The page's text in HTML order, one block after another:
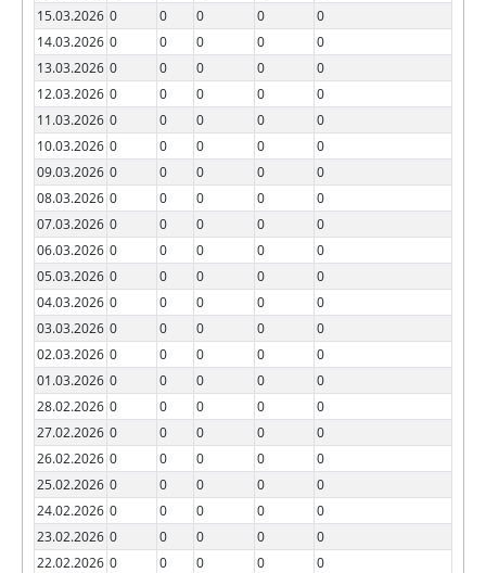
15.03.2026 0 0 0 0
0
14.03.2026 0 0 0 0
0
13.03.2026 0 0 0 0
0
12.03.2026 0 0 0 0
0
11.03.2026 0 0 0 0
0
10.03.2026 0 0 0 0
0
09.03.2026 0 0 0 0
0
08.03.2026 0 0 0 0
0
07.03.2026 0 0 0 0
0
06.03.2026 0 0 0 0
0
05.03.2026 0 0 0 0
0
04.03.2026 0 0 0 0
0
03.03.2026 0 0 0 0
0
02.03.2026 0 0 0 0
0
01.03.2026 0 0 0 0
0
28.02.2026 0 0 0 0
0
27.02.2026 0 0 0 0
0
26.02.2026 0 0 0 0
0
25.02.2026 0 0 0 0
0
24.02.2026 0 0 0 0
0
23.02.2026 0 0 0 0
0
22.02.2026 0 0 0 0
0